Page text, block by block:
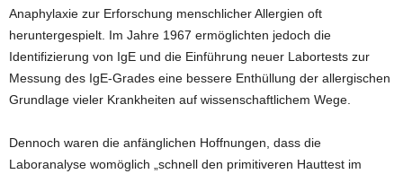
Anaphylaxie zur Erforschung menschlicher Allergien oft
heruntergespielt. Im Jahre 1967 ermöglichten jedoch die
Identifizierung von IgE und die Einführung neuer Labortests zur
Messung des IgE-Grades eine bessere Enthüllung der allergischen
Grundlage vieler Krankheiten auf wissenschaftlichem Wege.
Dennoch waren die anfänglichen Hoffnungen, dass die
Laboranalyse womöglich „schnell den primitiveren Hauttest im